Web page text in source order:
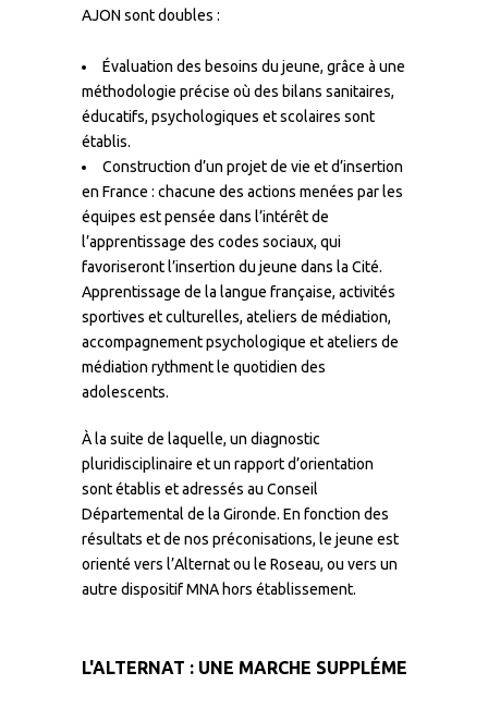
AJON sont doubles :
Évaluation des besoins du jeune, grâce à une
méthodologie précise où des bilans sanitaires,
éducatifs, psychologiques et scolaires sont
établis.
Construction d’un projet de vie et d’insertion
en France : chacune des actions menées par les
équipes est pensée dans l’intérêt de
l’apprentissage des codes sociaux, qui
favoriseront l’insertion du jeune dans la Cité.
Apprentissage de la langue française, activités
sportives et culturelles, ateliers de médiation,
accompagnement psychologique et ateliers de
médiation rythment le quotidien des
adolescents.
À la suite de laquelle, un diagnostic
pluridisciplinaire et un rapport d’orientation
sont établis et adressés au Conseil
Départemental de la Gironde. En fonction des
résultats et de nos préconisations, le jeune est
orienté vers l’Alternat ou le Roseau, ou vers un
autre dispositif MNA hors établissement.
L'ALTERNAT : UNE MARCHE SUPPLÉMENTAIRE